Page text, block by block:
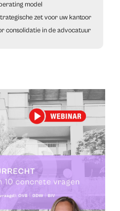
model
zet voor uw kantoor
consolidatie in de advocatuur